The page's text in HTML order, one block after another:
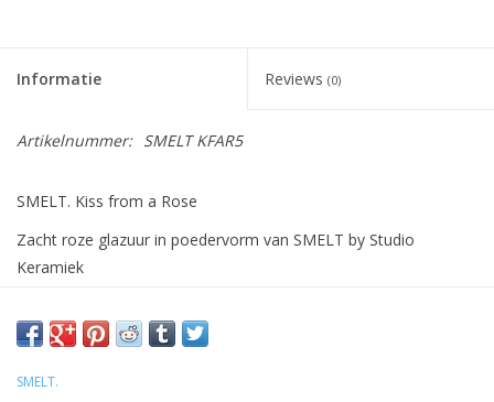
Informatie Reviews (0)
Artikelnummer: SMELT KFAR5
SMELT. Kiss from a Rose
Zacht roze glazuur in poedervorm van SMELT by Studio
Keramiek
Inclusief gratis mini-cursus om deze glazuren perfect aan te
maken en te gebruiken.
SMELT.